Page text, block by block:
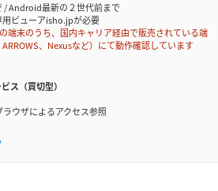
/ Android最新の２世代前まで
ビューアisho.jpが必要
末のうち、国内キャリア経由で販売されている端
、Nexusなど）にて動作確認しています
ス（買切型）
ウザによるアクセス参照